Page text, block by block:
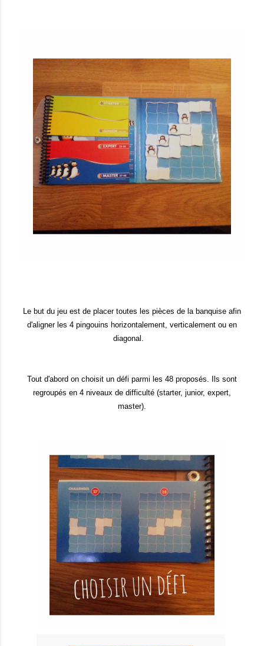
Le but du jeu est de placer toutes les pièces de la banquise afin
d'aligner les 4 pingouins horizontalement, verticalement ou en
diagonal.
Tout d'abord on choisit un défi parmi les 48 proposés. Ils sont
regroupés en 4 niveaux de difficulté (starter, junior, expert,
master).